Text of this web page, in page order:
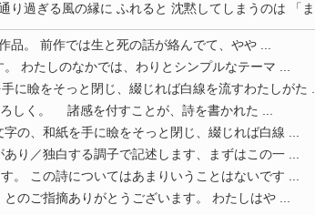
り過ぎる風の縁に ふれると 沈黙してしまうのは 「
品。 前作では生と死の話が絡んでて、やや ...
わたしのなかでは、わりとシンプルなテーマ ...
に瞼をそっと閉じ、綴じれば白線を流すわたしがた
しく。 諸感を付すことが、詩を書かれた ...
の、和紙を手に瞼をそっと閉じ、綴じれば白線 ...
り／独白する調子で記述します、まずはこの一 ...
。 この詩についてはあまりいうことはないです ...
のご指摘ありがとうございます。 わたしはや ...